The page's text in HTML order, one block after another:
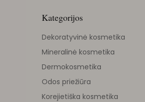
Kategorijos
Dekoratyvinė kosmetika
Mineralinė kosmetika
Dermokosmetika
Odos priežiūra
Korejietiška kosmetika